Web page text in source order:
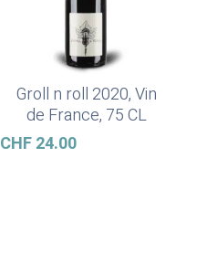
In Den Warenkorb
Groll n roll 2020, Vin
de France, 75 CL
CHF24.00